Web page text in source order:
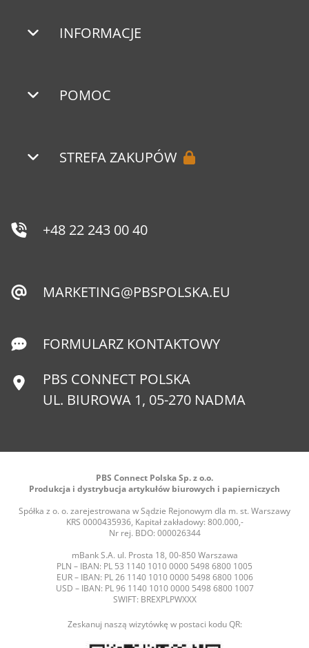
INFORMACJE
POMOC
STREFA ZAKUPÓW
+48 22 243 00 40
MARKETING@PBSPOLSKA.EU
FORMULARZ KONTAKTOWY
PBS CONNECT POLSKA
UL. BIUROWA 1, 05-270 NADMA
PBS Connect Polska Sp. z o.o.
Produkcja i dystrybucja artykułów biurowych i papierniczych
Spółka z o. o. zarejestrowana w Sądzie Rejonowym dla m. st. Warszawy
KRS 0000435936, Kapitał zakładowy: 800.000,-
Nr rej. BDO: 000026344
mBank S.A. ul. Prosta 18, 00-850 Warszawa
PLN – IBAN: PL 53 1140 1010 0000 5498 6800 1005
EUR – IBAN: PL 26 1140 1010 0000 5498 6800 1006
USD – IBAN: PL 96 1140 1010 0000 5498 6800 1007
SWIFT: BREXPLPWXXX
Zeskanuj naszą wizytówkę w postaci kodu QR: